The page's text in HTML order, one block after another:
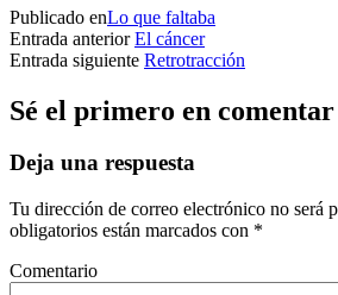
Publicado enLo que faltaba
Entrada anterior El cáncer
Entrada siguiente Retrotracción
Sé el primero en comentar
Deja una respuesta
Tu dirección de correo electrónico no será
obligatorios están marcados con *
Comentario